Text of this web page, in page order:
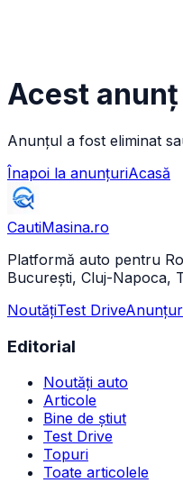
Acest
Anunțul a fost eliminat
Înapoi la anunțuriAcasă
CautiMasina.ro
Platformă auto pentru
București, Cluj-Napoca,
NoutățiTest Drive
Editorial
Noutăți auto
Articole
Bine de știut
Test Drive
Topuri
Toate articolele